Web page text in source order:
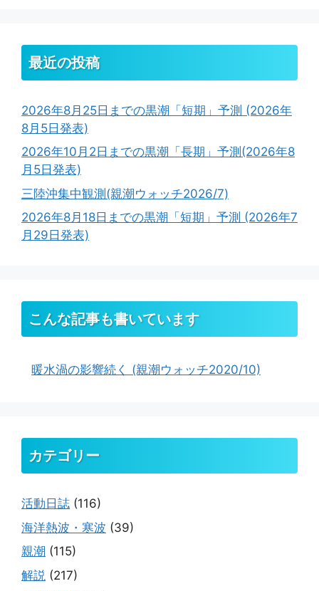
最近の投稿
2026年8月25日までの黒潮「短期」予測 (2026年
8月5日発表)
2026年10月2日までの黒潮「長期」予測(2026年8
月5日発表)
三陸沖集中観測(親潮ウォッチ2026/7)
2026年8月18日までの黒潮「短期」予測 (2026年7
月29日発表)
こんな記事も書いています
暖水渦の影響続く (親潮ウォッチ2020/10)
カテゴリー
活動日誌 (116)
海洋熱波・寒波 (39)
親潮 (115)
解説 (217)